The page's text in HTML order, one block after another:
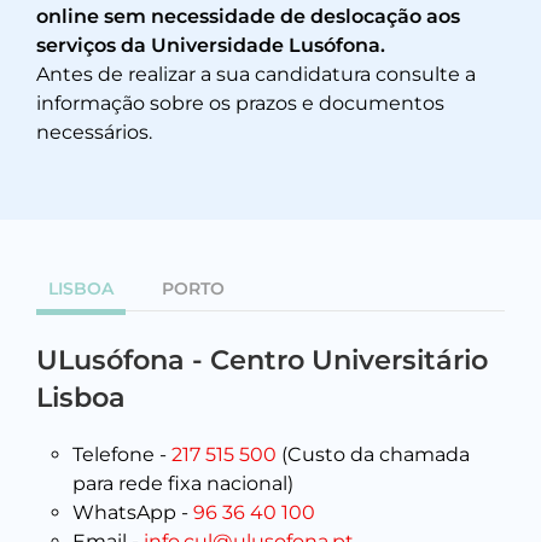
online sem necessidade de deslocação aos
serviços da Universidade Lusófona.
Antes de realizar a sua candidatura consulte a
informação sobre os prazos e documentos
necessários.
LISBOA PORTO
ULusófona - Centro Universitário
Lisboa
Telefone - 217 515 500 (Custo da chamada
para rede fixa nacional)
WhatsApp - 96 36 40 100